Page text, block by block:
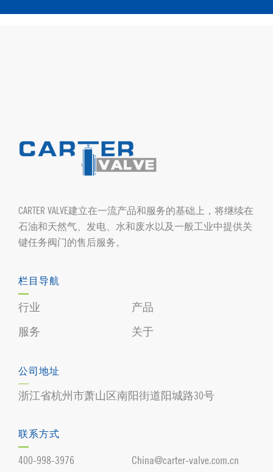
CARTER VALVE建立在一流产品和服务的基础上，将继续在
石油和天然气、发电、水和废水以及一般工业中提供关
键任务阀门的售后服务。
栏目导航
行业
产品
服务
关于
公司地址
浙江省杭州市萧山区南阳街道阳城路30号
联系方式
400-998-3976 China@carter-valve.com.cn